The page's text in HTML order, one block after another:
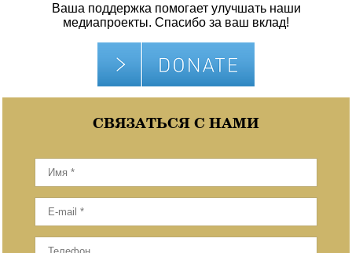
Ваша поддержка помогает улучшать наши
медиапроекты. Спасибо за ваш вклад!
СВЯЗАТЬСЯ С НАМИ